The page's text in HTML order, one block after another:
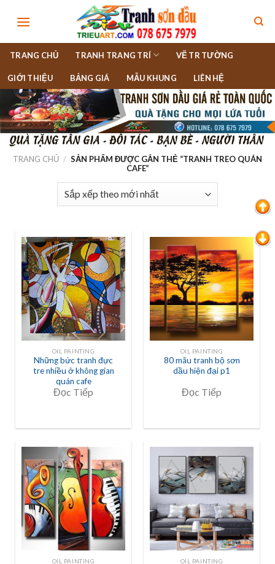
TRANG CHỦ TRANH TRANG TRÍ VẼ TR TƯỜNG
GIỚI THIỆU BẢNG GIÁ MẪU KHUNG LIÊN HỆ
TRANG CHỦ / SẢN PHẨM ĐƯỢC GẮN THẺ “TRANH TREO QUÁN
CAFE”
OIL PAINTING
Những bức tranh đực
tre nhiều ở không gian
quán cafe
Đọc Tiếp
OIL PAINTING
80 mãu tranh bộ sơn
dầu hiện đại p1
Đọc Tiếp
OIL PAINTING OIL PAINTING